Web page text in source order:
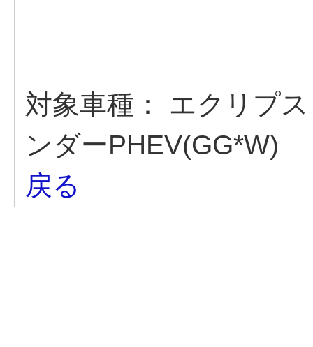
対象車種：
エクリプ
ンダーPHEV(GG*W)
戻る